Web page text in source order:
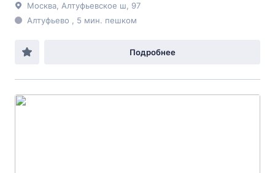
Москва, Алтуфьевское ш, 97
Алтуфьево , 5 мин. пешком
Подробнее